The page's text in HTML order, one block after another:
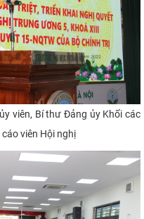
viên, Bí thư Đảng ủy Khối các
viên Hội nghị